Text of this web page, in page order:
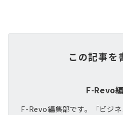
この記事を
F-Revo
F-Revo編集部です。「ビジ